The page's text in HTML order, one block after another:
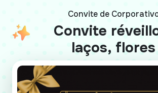
Convite de
Convite
laços, flores